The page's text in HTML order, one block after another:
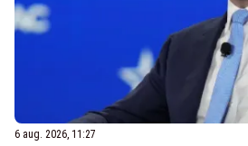
6 aug. 2026, 11:27